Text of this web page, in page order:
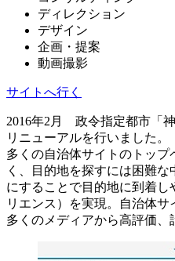
ディレクション
デザイン
企画・提案
動画撮影
サイトへ行く
2016年2月 政令指定都市「
リニューアルを行いました。
多くの自治体サイトのトッ
く、目的地を探すには困難
にすることで目的地に到着
リエンス）を実現。自治体
多くのメディアから高評価、